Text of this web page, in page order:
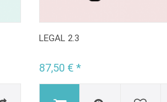
LEGAL 2.3
87,50 € *